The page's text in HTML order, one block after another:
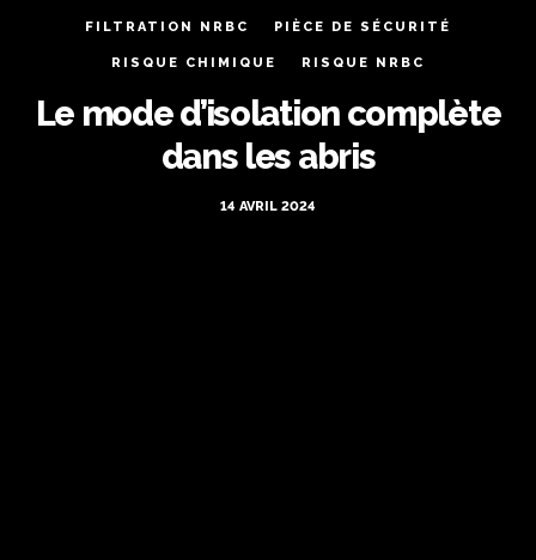
FILTRATION NRBC PIÈCE DE SÉCURITÉ
RISQUE CHIMIQUE RISQUE NRBC
Le mode d’isolation complète
dans les abris
14 AVRIL 2024